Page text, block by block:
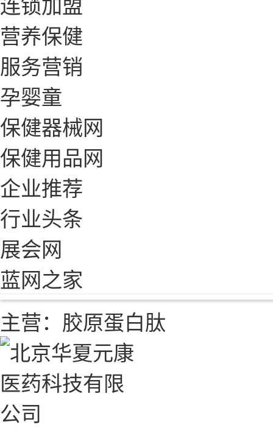
营养保健
服务营销
孕婴童
保健器械网
保健用品网
企业推荐
行业头条
展会网
蓝网之家
主营：胶原蛋白肽